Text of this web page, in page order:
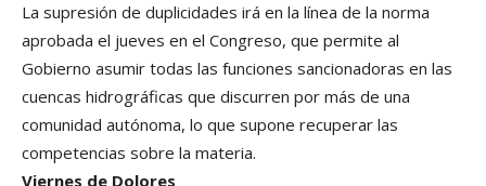
La supresión de duplicidades irá en la línea de la norma
aprobada el jueves en el Congreso, que permite al
Gobierno asumir todas las funciones sancionadoras en las
cuencas hidrográficas que discurren por más de una
comunidad autónoma, lo que supone recuperar las
competencias sobre la materia.
Viernes de Dolores